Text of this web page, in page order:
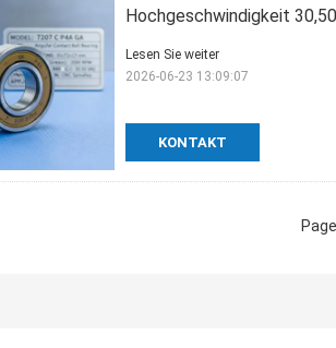
Hochgeschwindigkeit
KONTAKT
Lesen Sie weiter
2026-06-23 13:09:07